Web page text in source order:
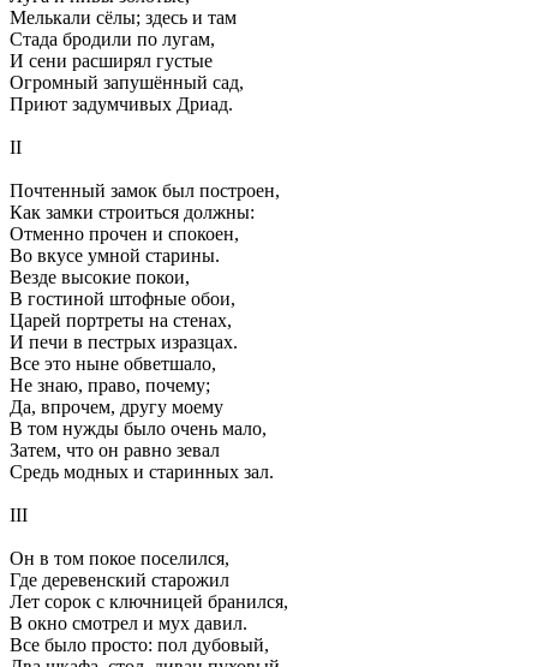
Мелькали сёлы; здесь и там
Стада бродили по лугам,
И сени расширял густые
Огромный запушённый сад,
Приют задумчивых Дриад.
II
Почтенный замок был построен,
Как замки строиться должны:
Отменно прочен и спокоен,
Во вкусе умной старины.
Везде высокие покои,
В гостиной штофные обои,
Царей портреты на стенах,
И печи в пестрых изразцах.
Все это ныне обветшало,
Не знаю, право, почему;
Да, впрочем, другу моему
В том нужды было очень мало,
Затем, что он равно зевал
Средь модных и старинных зал.
III
Он в том покое поселился,
Где деревенский старожил
Лет сорок с ключницей бранился,
В окно смотрел и мух давил.
Все было просто: пол дубовый,